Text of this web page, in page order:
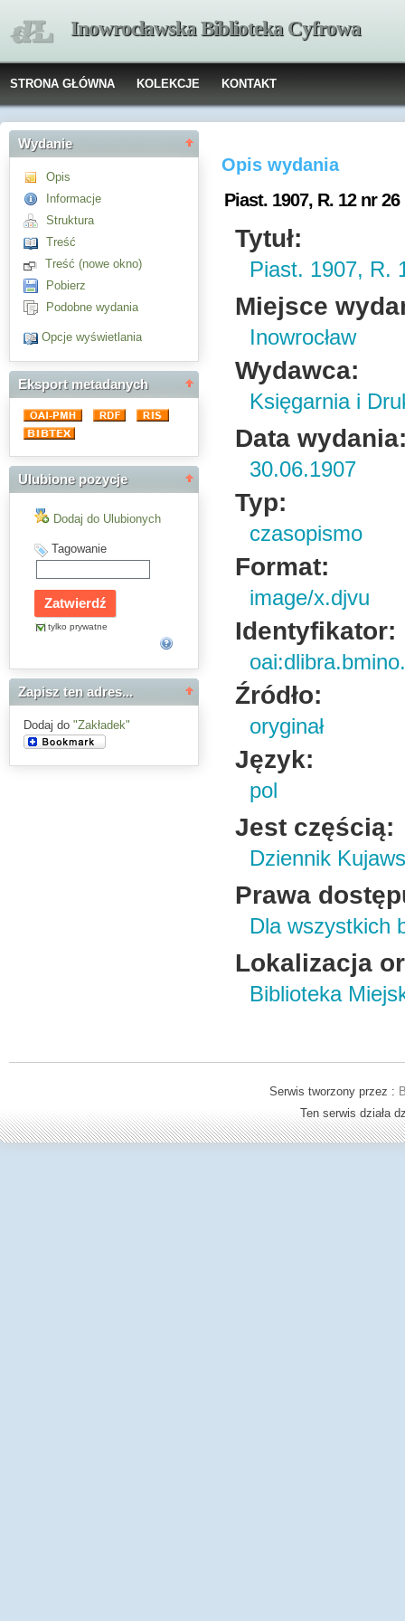
Inowrocławska Biblioteka Cyfrowa
STRONA GŁÓWNA KOLEKCJE KONTAKT
Wydanie
Opis
Informacje
Struktura
Treść
Treść (nowe okno)
Pobierz
Podobne wydania
Opcje wyświetlania
Eksport metadanych
Ulubione pozycje
Dodaj do Ulubionych
Tagowanie
tylko prywatne
Zapisz ten adres...
Dodaj do "Zakładek"
Opis wydania
Piast. 1907, R. 12 nr
Tytuł:
Piast. 1907, R.
Miejsce
Inowrocław
Wydawca:
Księgarnia i
Data
30.06.1907
Typ:
czasopismo
Format:
image/x.djvu
Identyfikator:
Źródło:
oryginał
Język:
pol
Jest częścią:
Dziennik
Prawa
Dla wszystkich
Lokalizacja
Biblioteka
Serwis tworzony przez :
Ten serwis działa